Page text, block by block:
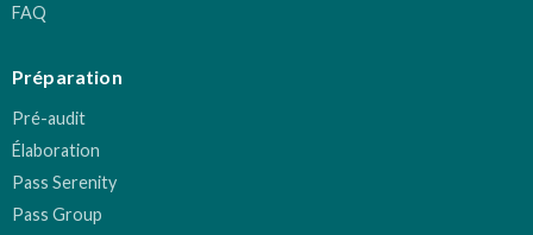
FAQ
Préparation
Pré-audit
Élaboration
Pass Serenity
Pass Group